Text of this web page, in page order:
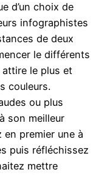
d’un choix de
infographistes
de deux
le différents
le plus et
couleurs.
ou plus
son meilleur
en premier une à
puis réfléchissez
mettre